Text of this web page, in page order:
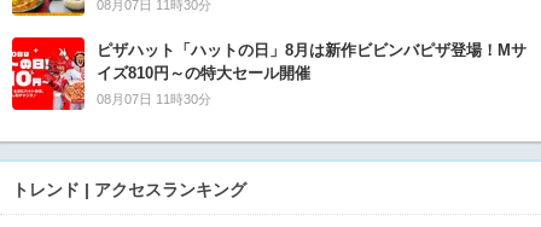
08月07日 11時30分
ピザハット「ハットの日」8月は新作ビビンバピザ登場！Mサ
イズ810円～の特大セール開催
08月07日 11時30分
トレンド | アクセスランキング